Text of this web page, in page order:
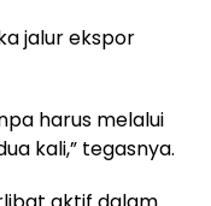
jalur ekspor
harus melalui
kali,” tegasnya.